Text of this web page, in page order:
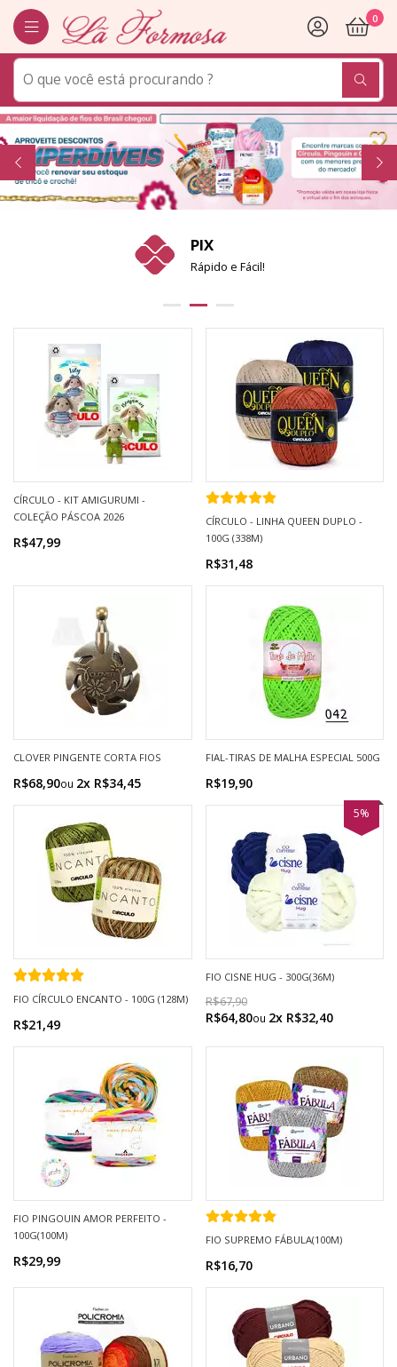
PIX
Rápido e Fácil!
0
CÍRCULO - KIT AMIGURUMI -
COLEÇÃO PÁSCOA 2026
R$47,99
CÍRCULO - LINHA QUEEN DUPLO -
100G (338M)
R$31,48
CLOVER PINGENTE CORTA FIOS
R$68,90 2x R$34,45
FIAL-TIRAS DE MALHA ESPECIAL 500G
R$19,90
FIO CÍRCULO ENCANTO - 100G (128M)
R$21,49
FIO CISNE HUG - 300G(36M)
R$67,90
R$64,80 2x R$32,40
5%
FIO PINGOUIN AMOR PERFEITO -
100G(100M)
R$29,99
FIO SUPREMO FÁBULA(100M)
R$16,70